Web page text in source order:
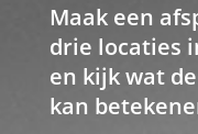
Maak een
drie locaties
en kijk wat
kan